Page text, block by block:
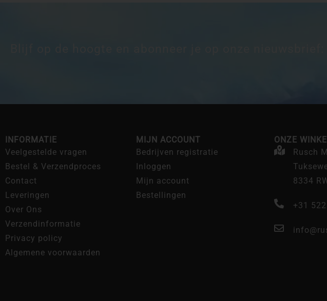
INFORMATIE
Veelgestelde vragen
Bestel & Verzendproces
Contact
Leveringen
Over Ons
Verzendinformatie
Privacy policy
Algemene voorwaarden
MIJN ACCOUNT
Bedrijven registratie
Inloggen
Mijn account
Bestellingen
ONZE
Rusch
8334
+31